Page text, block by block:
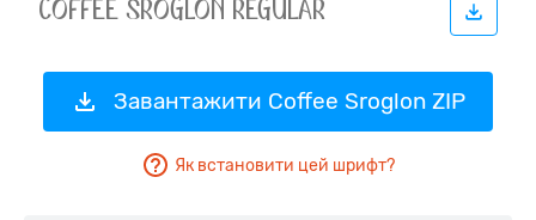
Завантажити Coffee Sroglon ZIP
Як встановити цей шрифт?